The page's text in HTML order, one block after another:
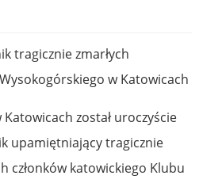
tragicznie zmarłych
w Katowicach
został uroczyście
upamiętniający tragicznie
członków katowickiego Klubu